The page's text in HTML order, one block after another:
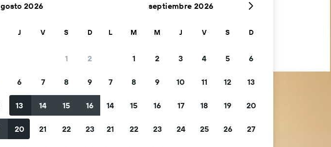
2026
J V S D
1 2
6 7 8 9
13 14 15 16
20 21 22 23
septiembre 2026
L M M J V S D
1 2 3 4 5 6
7 8 9 10 11 12 13
14 15 16 17 18 19 20
21 22 23 24 25 26 27